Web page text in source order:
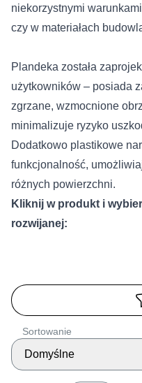
niekorzystnymi
czy w materiałach
Plandeka została
użytkowników – posiada
zgrzane, wzmocnione
minimalizuje ryzyko
Dodatkowo plastikowe
funkcjonalność,
różnych powierzchni.
Kliknij w produkt i
rozwijanej:
Sortowanie
Domyślne